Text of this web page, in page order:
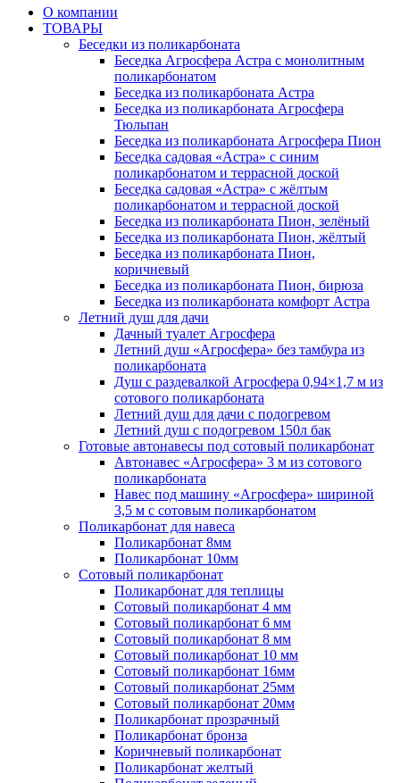
О компании
ТОВАРЫ
Беседки из поликарбоната
Беседка Агросфера Астра с монолитным
поликарбонатом
Беседка из поликарбоната Астра
Беседка из поликарбоната Агросфера
Тюльпан
Беседка из поликарбоната Агросфера Пион
Беседка садовая «Астра» с синим
поликарбонатом и террасной доской
Беседка садовая «Астра» с жёлтым
поликарбонатом и террасной доской
Беседка из поликарбоната Пион, зелёный
Беседка из поликарбоната Пион, жёлтый
Беседка из поликарбоната Пион,
коричневый
Беседка из поликарбоната Пион, бирюза
Беседка из поликарбоната комфорт Астра
Летний душ для дачи
Дачный туалет Агросфера
Летний душ «Агросфера» без тамбура из
поликарбоната
Душ с раздевалкой Агросфера 0,94×1,7 м из
сотового поликарбоната
Летний душ для дачи с подогревом
Летний душ с подогревом 150л бак
Готовые автонавесы под сотовый поликарбонат
Автонавес «Агросфера» 3 м из сотового
поликарбоната
Навес под машину «Агросфера» шириной
3,5 м с сотовым поликарбонатом
Поликарбонат для навеса
Поликарбонат 8мм
Поликарбонат 10мм
Сотовый поликарбонат
Поликарбонат для теплицы
Сотовый поликарбонат 4 мм
Сотовый поликарбонат 6 мм
Сотовый поликарбонат 8 мм
Сотовый поликарбонат 10 мм
Сотовый поликарбонат 16мм
Сотовый поликарбонат 25мм
Сотовый поликарбонат 20мм
Поликарбонат прозрачный
Поликарбонат бронза
Коричневый поликарбонат
Поликарбонат желтый